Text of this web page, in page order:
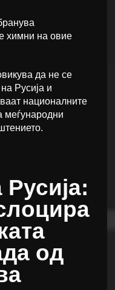
химни на овие
да не се
Русија и
националните
меѓународни
од